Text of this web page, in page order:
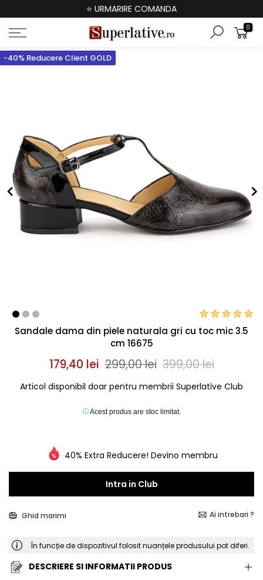
⭐ URMARIRE COMANDA
0
-40% Reducere Client GOLD
Sandale dama din piele naturala gri cu toc mic 3.5
cm 16675
179,40 lei 299,00 lei 399,00 lei
Articol disponibil doar pentru membrii Superlative Club
Acest produs are stoc limitat.
40% Extra Reducere! Devino membru
Intra in Club
Ghid marimi Ai intrebari ?
În funcție de dispozitivul folosit nuanțele produsului pot diferi.
DESCRIERE SI INFORMATII PRODUS